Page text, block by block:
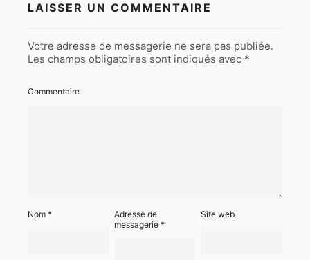
LAISSER UN COMMENTAIRE
Votre adresse de messagerie ne sera pas publiée.
Les champs obligatoires sont indiqués avec *
Commentaire
Nom *
Adresse de
messagerie*
Site web